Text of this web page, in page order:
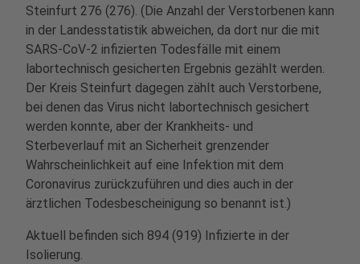
Steinfurt 276 (276). (Die Anzahl der Verstorbenen kann
in der Landesstatistik abweichen, da dort nur die mit
SARS-CoV-2 infizierten Todesfälle mit einem
labortechnisch gesicherten Ergebnis gezählt werden.
Der Kreis Steinfurt dagegen zählt auch Verstorbene,
bei denen das Virus nicht labortechnisch gesichert
werden konnte, aber der Krankheits- und
Sterbeverlauf mit an Sicherheit grenzender
Wahrscheinlichkeit auf eine Infektion mit dem
Coronavirus zurückzuführen und dies auch in der
ärztlichen Todesbescheinigung so benannt ist.)
Aktuell befinden sich 894 (919) Infizierte in der
Isolierung.